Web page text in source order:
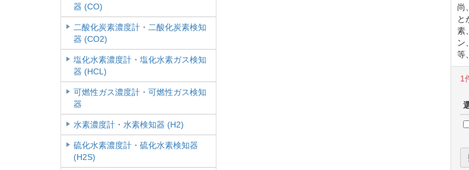
尚
と
素
ン
等
1
器 (CO)
二酸化炭素濃度計・二酸化炭素検知
器 (CO2)
塩化水素濃度計・塩化水素ガス検知
器 (HCL)
可燃性ガス濃度計・可燃性ガス検知
器
水素濃度計・水素検知器 (H2)
硫化水素濃度計・硫化水素検知器
(H2S)